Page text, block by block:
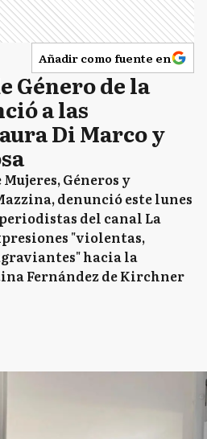
Añadir como fuente en
Género de la
a las
Di Marco y
Géneros y
denunció este lunes
del canal La
"violentas,
hacia la
Fernández de Kirchner